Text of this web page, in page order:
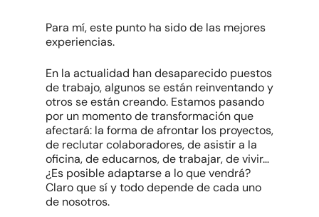
Para mí, este punto ha sido de las mejores
experiencias.
En la actualidad han desaparecido puestos
de trabajo, algunos se están reinventando y
otros se están creando. Estamos pasando
por un momento de transformación que
afectará: la forma de afrontar los proyectos,
de reclutar colaboradores, de asistir a la
oficina, de educarnos, de trabajar, de vivir…
¿Es posible adaptarse a lo que vendrá?
Claro que sí y todo depende de cada uno
de nosotros.